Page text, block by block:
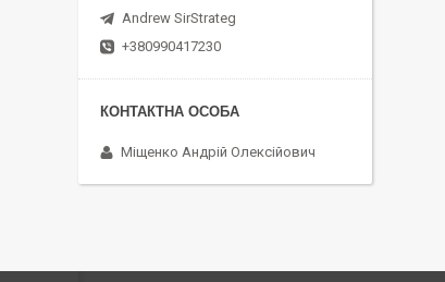
Andrew SirStrateg
+380990417230
Міщенко Андрій Олексійович